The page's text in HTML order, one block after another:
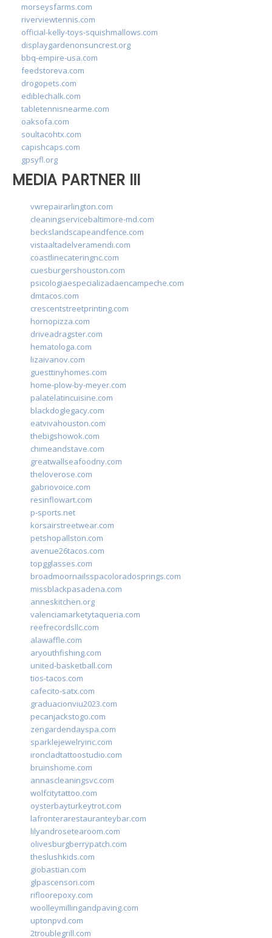
morseysfarms.com
riverviewtennis.com
official-kelly-toys-squishmallows.com
displaygardenonsuncrest.org
bbq-empire-usa.com
feedstoreva.com
drogopets.com
ediblechalk.com
tabletennisnearme.com
oaksofa.com
soultacohtx.com
capishcaps.com
gpsyfl.org
MEDIA PARTNER III
vwrepairarlington.com
cleaningservicebaltimore-md.com
beckslandscapeandfence.com
vistaaltadelveramendi.com
coastlinecateringnc.com
cuesburgershouston.com
psicologiaespecializadaencampeche.com
dmtacos.com
crescentstreetprinting.com
hornopizza.com
driveadragster.com
hematologa.com
lizaivanov.com
guesttinyhomes.com
home-plow-by-meyer.com
palatelatincuisine.com
blackdoglegacy.com
eatvivahouston.com
thebigshowok.com
chimeandstave.com
greatwallseafoodny.com
theloverose.com
gabriovoice.com
resinflowart.com
p-sports.net
korsairstreetwear.com
petshopallston.com
avenue26tacos.com
topgglasses.com
broadmoornailsspacoloradosprings.com
missblackpasadena.com
anneskitchen.org
valenciamarketytaqueria.com
reefrecordsllc.com
alawaffle.com
aryouthfishing.com
united-basketball.com
tios-tacos.com
cafecito-satx.com
graduacionviu2023.com
pecanjackstogo.com
zengardendayspa.com
sparklejewelryinc.com
ironcladtattoostudio.com
bruinshome.com
annascleaningsvc.com
wolfcitytattoo.com
oysterbayturkeytrot.com
lafronterarestauranteybar.com
lilyandrosetearoom.com
olivesburgberrypatch.com
theslushkids.com
giobastian.com
glpascensori.com
rifloorepoxy.com
woolleymillingandpaving.com
uptonpvd.com
2troublegrill.com